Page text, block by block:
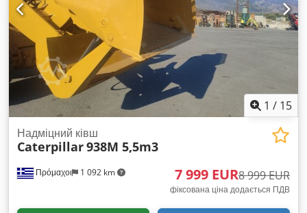
1 / 15
Πρόμαχοι 1 092 km
Надміцний ківш
Caterpillar938M 5,5m3
7 999 EUR8 999 EUR
фіксована ціна додається ПДВ